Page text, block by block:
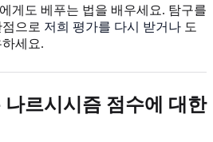
게도 베푸는 법을 배우세요. 탐구를
으로 저희 평가를 다시 받거나 도
세요.
르시시즘 점수에 대한